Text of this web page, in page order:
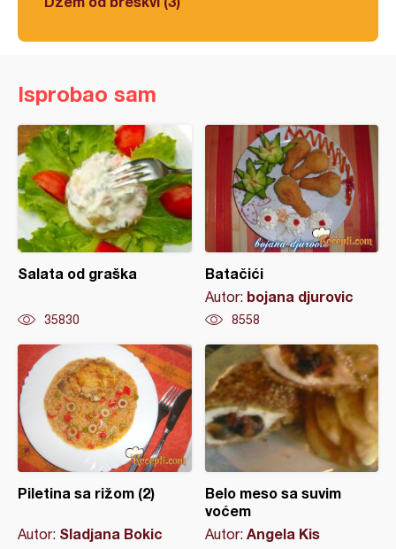
Isprobao sam
Salata od graška
35830
Batačići
Autor: bojana djurovic
8558
Piletina sa rižom (2)
Autor: Sladjana Bokic
Belo meso sa suvim
voćem
Autor: Angela Kis